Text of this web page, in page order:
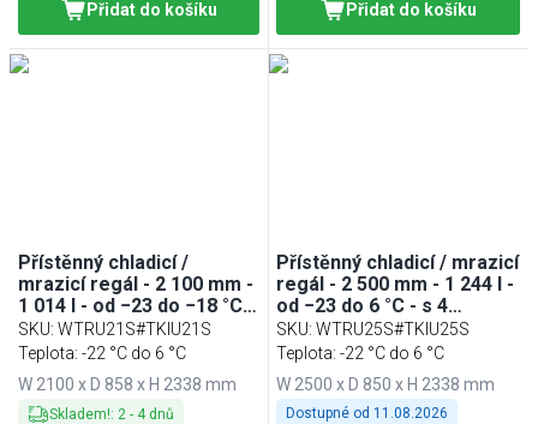
Přidat do košíku Přidat do košíku
Přístěnný chladicí /
mrazicí regál - 2 100 mm -
1 014 l - od −23 do −18 °C
nebo od −6 do 6 °C - s 6
policemi - vč. mrazicího
ostrůvku - černá
SKU: WTRU21S#TKIU21S
Teplota: -22 °C do 6 °C
W 2100 x D 858 x H 2338 mm
Skladem!: 2 - 4 dnů
Přístěnný chladicí / mrazicí
regál - 2 500 mm - 1 244 l -
od −23 do 6 °C - s 4
skleněnými, s dvojitým
zasklením & 6 policemi -
vč. mrazicího ostrůvku -
černá
SKU:WTRU25S#TKIU25S
Teplota: -22 °C do 6 °C
W 2500 x D 850 x H 2338 mm
Dostupné od 11.08.2026